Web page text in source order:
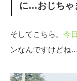
に…おじちゃ
そしてこちら。 今
ンなんですけどね